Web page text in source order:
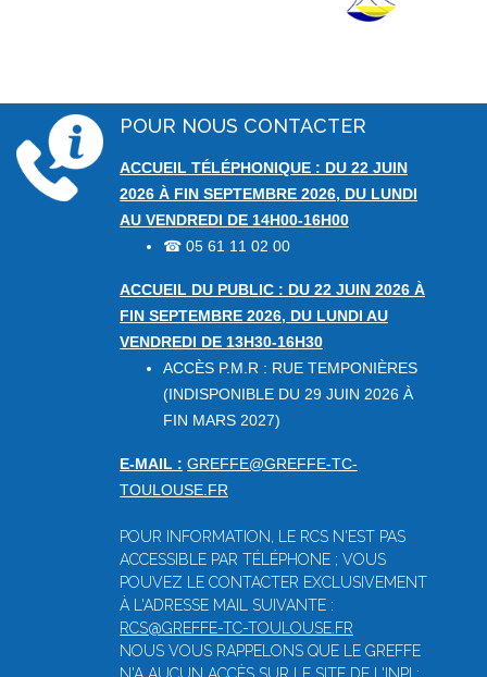
POUR NOUS CONTACTER
ACCUEIL TÉLÉPHONIQUE : DU 22 JUIN
2026 À FIN SEPTEMBRE 2026, DU LUNDI
AU VENDREDI DE 14H00-16H00
☎ 05 61 11 02 00
ACCUEIL DU PUBLIC : DU 22 JUIN 2026 À
FIN SEPTEMBRE 2026, DU LUNDI AU
VENDREDI DE 13H30-16H30
ACCÈS P.M.R : RUE TEMPONIÈRES
(INDISPONIBLE DU 29 JUIN 2026 À
FIN MARS 2027)
E-MAIL : GREFFE@GREFFE-TC-
TOULOUSE.FR
POUR INFORMATION, LE RCS N'EST PAS
ACCESSIBLE PAR TÉLÉPHONE ; VOUS
POUVEZ LE CONTACTER EXCLUSIVEMENT
À L'ADRESSE MAIL SUIVANTE :
RCS@GREFFE-TC-TOULOUSE.FR
NOUS VOUS RAPPELONS QUE LE GREFFE